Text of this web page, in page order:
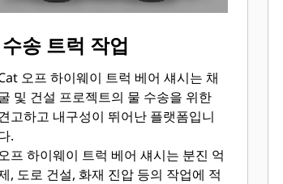
송 트럭 작업
오프 하이웨이 트럭 베어 섀시는 채
및 건설 프로젝트의 물 수송을 위한
고하고 내구성이 뛰어난 플랫폼입니
.
프 하이웨이 트럭 베어 섀시는 분진 억
, 도로 건설, 화재 진압 등의 작업에 적